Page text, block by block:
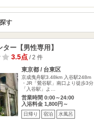
す
ー【男性専用】
3.5点/ 2 件
東京都 / 台東区
京成曳舟駅3.48km 入谷駅248m
・JR「鶯谷駅」南口より徒歩3
「入谷駅」よ…
営業時間 0:00～24:00
入浴料金 1,800円～
日帰り 宿泊 水風呂